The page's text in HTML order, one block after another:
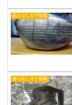
掘り出しギア情報
掘り出しギア情報